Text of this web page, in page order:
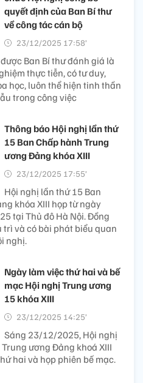
quyết định của Ban Bí thư
về công tác cán bộ
23/12/2025 17:58’
Ban Bí thư đánh giá là
thực tiễn, có tư duy,
học, luôn thể hiện tinh thần
trong công việc
Thông báo Hội nghị lần thứ
15 Ban Chấp hành Trung
ương Đảng khóa XIII
23/12/2025 17:55’
Hội nghị lần thứ 15 Ban
khóa XIII họp từ ngày
tại Thủ đô Hà Nội. Đồng
trì và có bài phát biểu quan
nghị.
Ngày làm việc thứ hai và bế
mạc Hội nghị Trung ương
15 khóa XIII
23/12/2025 14:25’
Sáng 23/12/2025, Hội nghị
ương Đảng khoá XIII
hai và họp phiên bế mạc.